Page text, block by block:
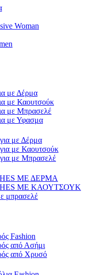
Woman
με Δέρμα
με Καουτσούκ
με Μπρασελέ
με Υφασμα
με Δέρμα
με Καουτσούκ
με Μπρασελέ
ΜΕ ΔΕΡΜΑ
ΜΕ ΚΑΟΥΤΣΟΥΚ
μπρασελέ
Fashion
από Ασήμι
από Χρυσό